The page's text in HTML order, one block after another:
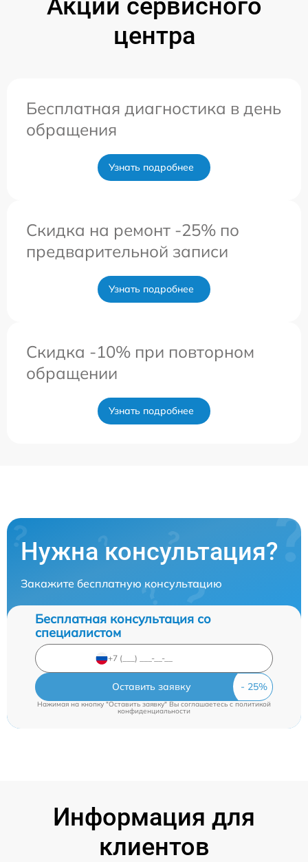
Акции сервисного
центра
Бесплатная диагностика в день
обращения
Узнать подробнее
Скидка на ремонт -25% по
предварительной записи
Узнать подробнее
Скидка -10% при повторном
обращении
Узнать подробнее
Нужна консультация?
Закажите бесплатную консультацию
Бесплатная консультация со
специалистом
Оставить заявку
Нажимая на кнопку "Оставить заявку" Вы соглашаетесь cполитикой
конфиденциальности
Информация для
клиентов